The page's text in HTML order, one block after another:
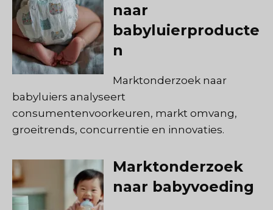
naar
babyluierproducte
n
Marktonderzoek naar
babyluiers analyseert
consumentenvoorkeuren, markt omvang,
groeitrends, concurrentie en innovaties.
Marktonderzoek
naar babyvoeding